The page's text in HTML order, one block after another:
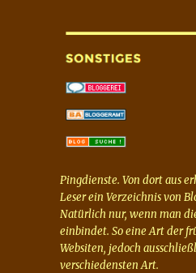
Pingdienste. Von dort aus
Leser ein Verzeichnis von
Natürlich nur, wenn man
einbindet. So eine Art der
Websiten, jedoch
verschiedensten Art.